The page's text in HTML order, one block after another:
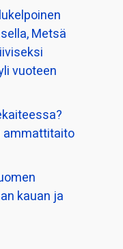
Metsä
vuoteen
ammattitaito
kauan ja